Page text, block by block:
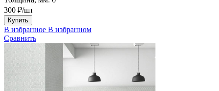
300 ₽/шт
Купить
В избранное В избранном
Сравнить